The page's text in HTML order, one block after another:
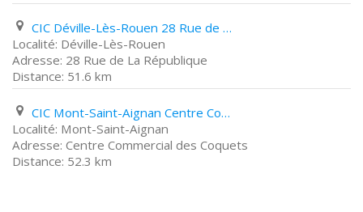
CIC Déville-Lès-Rouen 28 Rue de La République
Déville-Lès-Rouen
28 Rue de La République
51.6 km
CIC Mont-Saint-Aignan Centre Commercial des Coquets
Mont-Saint-Aignan
Centre Commercial des Coquets
52.3 km